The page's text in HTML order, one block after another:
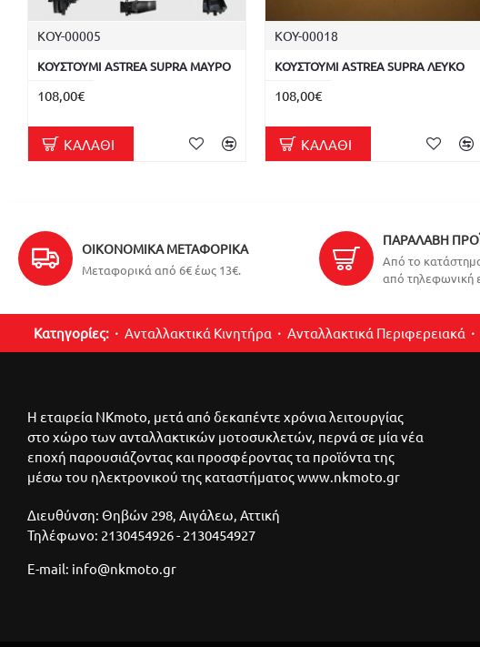
ΚΟΥ-00005
ΚΟΥΣΤΟΥΜΙ ASTREA SUPRA ΜΑΥΡΟ
108,00€
ΚΑΛΆΘΙ
ΚΟΥ-00018
ΚΟΥΣΤΟΥΜΙ ASTREA SUPRA ΛΕΥΚΟ
108,00€
ΚΑΛΆΘΙ
ΟΙΚΟΝΟΜΙΚΆ ΜΕΤΑΦΟΡΙΚΆ
Μεταφορικά από 6€ έως 13€.
ΠΑΡΑΛΑΒΉ
Από το
από τηλεφωνική
Κατηγορίες: Ανταλλακτικά Κινητήρα Ανταλλακτικά Περιφερειακά
Η εταιρεία NKmoto, μετά από δεκαπέντε χρόνια λειτουργίας
στο χώρο των ανταλλακτικών μοτοσυκλετών, περνά σε μία νέα
εποχή παρουσιάζοντας και προσφέροντας τα προϊόντα της
μέσω του ηλεκτρονικού της καταστήματος www.nkmoto.gr
Διευθύνση: Θηβών 298, Αιγάλεω, Αττική
Τηλέφωνο: 2130454926 - 2130454927
E-mail: info@nkmoto.gr